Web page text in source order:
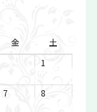
金
土
1
7 8